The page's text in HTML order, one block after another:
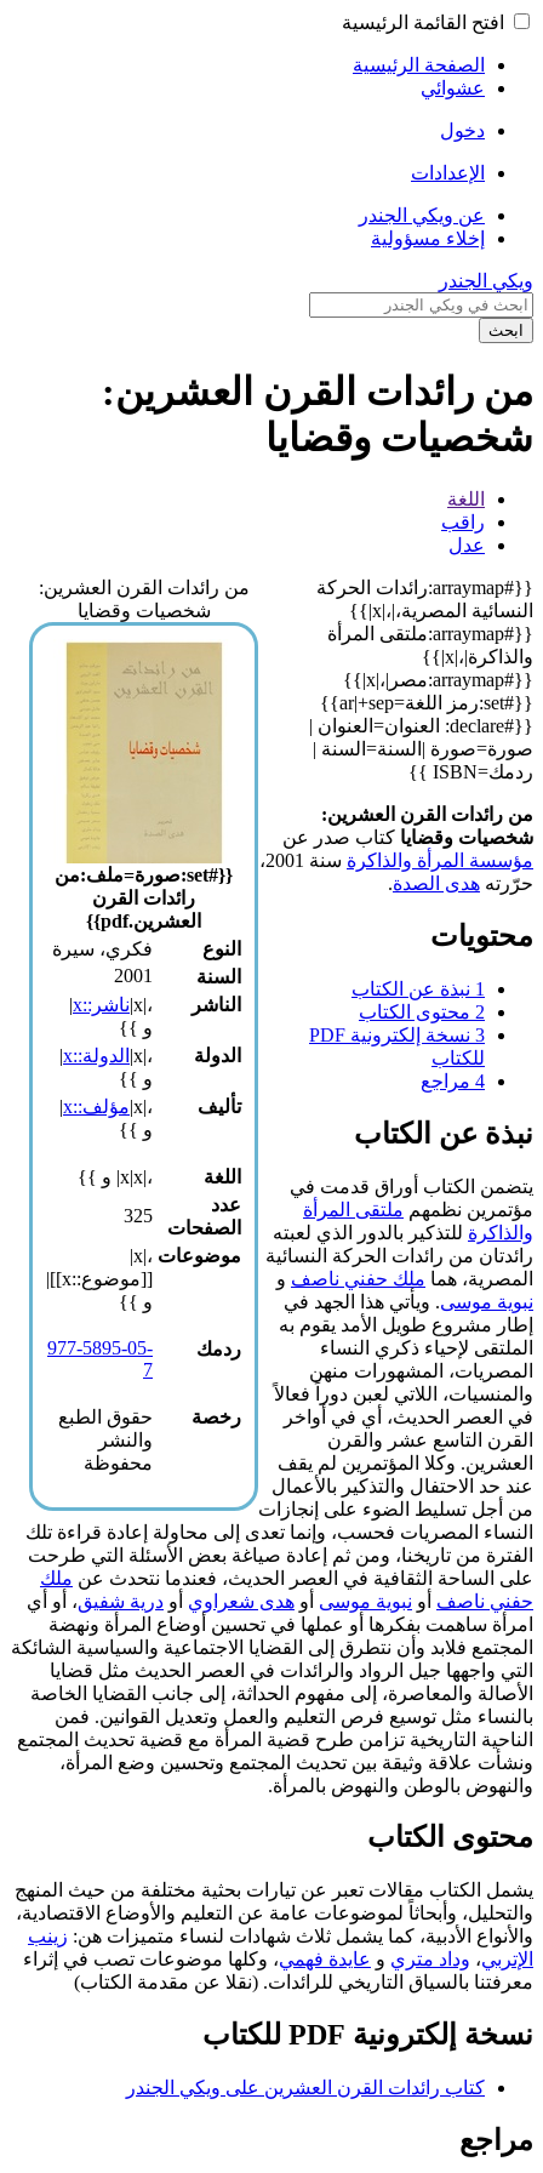
افتح القائمة الرئيسية
الصفحة الرئيسية
عشوائي
دخول
الإعدادات
عن ويكي الجندر
إخلاء مسؤولية
ويكي الجندر
ابحث
من رائدات القرن العشرين:
شخصيات وقضايا
اللغة
راقب
عدل
من رائدات القرن العشرين:
شخصيات وقضايا
{{#set:صورة=ملف:من
رائدات القرن
العشرين.pdf}}
النوع
فكري، سيرة
السنة
2001
الناشر
،|x| ناشر::x |
و }}
الدولة
،|x| الدولة::x |
و }}
تأليف
،|x| مؤلف::x |
و }}
اللغة
،|x|x| و }}
عدد
الصفحات
325
موضوعات
،|x|
[[موضوع::x]]|
و }}
ردمك
977-5895-05-
7
رخصة
حقوق الطبع
والنشر
محفوظة
{{#arraymap:رائدات الحركة
النسائية المصرية،|،|x|}}
{{#arraymap:ملتقى المرأة
والذاكرة|،|x|}}
{{#arraymap:مصر|،|x|}}
{{#set:رمز اللغة=ar|+sep}}
{{#declare: العنوان=العنوان |
صورة=صورة |السنة=السنة |
ردمك=ISBN }}
من رائدات القرن العشرين:
شخصيات وقضايا كتاب صدر عن
مؤسسة المرأة والذاكرة
سنة 2001،
حرّرته هدى الصدة.
محتويات
1 نبذة عن الكتاب
2 محتوى الكتاب
3
نسخة إلكترونية PDF
للكتاب
4 مراجع
نبذة عن الكتاب
يتضمن الكتاب أوراق قدمت في
مؤتمرين نظمهم ملتقى المرأة
والذاكرة للتذكير بالدور الذي لعبته
رائدتان من رائدات الحركة النسائية
المصرية، هما ملك حفني ناصف و
نبوية موسى. ويأتي هذا الجهد في
إطار مشروع طويل الأمد يقوم به
الملتقى لإحياء ذكري النساء
المصريات، المشهورات منهن
والمنسيات، اللاتي لعبن دوراً فعالاً
في العصر الحديث، أي في أواخر
القرن التاسع عشر والقرن
العشرين. وكلا المؤتمرين لم يقف
عند حد الاحتفال والتذكير بالأعمال
من أجل تسليط الضوء على إنجازات
النساء المصريات فحسب، وإنما تعدى إلى محاولة إعادة قراءة تلك
الفترة من تاريخنا، ومن ثم إعادة صياغة بعض الأسئلة التي طرحت
على الساحة الثقافية في العصر الحديث، فعندما نتحدث عن ملك
حفني ناصف أو نبوية موسى أو هدى شعراوي أو درية شفيق، أو أي
امرأة ساهمت بفكرها أو عملها في تحسين أوضاع المرأة ونهضة
المجتمع فلابد وأن نتطرق إلى القضايا الاجتماعية والسياسية الشائكة
التي واجهها جيل الرواد والرائدات في العصر الحديث مثل قضايا
الأصالة والمعاصرة، إلى مفهوم الحداثة، إلى جانب القضايا الخاصة
بالنساء مثل توسيع فرص التعليم والعمل وتعديل القوانين. فمن
الناحية التاريخية تزامن طرح قضية المرأة مع قضية تحديث المجتمع
ونشأت علاقة وثيقة بين تحديث المجتمع وتحسين وضع المرأة،
والنهوض بالوطن والنهوض بالمرأة.
محتوى الكتاب
يشمل الكتاب مقالات تعبر عن تيارات بحثية مختلفة من حيث المنهج
والتحليل، وأبحاثاً لموضوعات عامة عن التعليم والأوضاع الاقتصادية،
والأنواع الأدبية، كما يشمل ثلاث شهادات لنساء متميزات هن: زينب
الإتربي، وداد متري و عايدة فهمي، وكلها موضوعات تصب في إثراء
معرفتنا بالسياق التاريخي للرائدات. (نقلا عن مقدمة الكتاب)
نسخة إلكترونية PDF للكتاب
كتاب رائدات القرن العشرين على ويكي الجندر
مراجع